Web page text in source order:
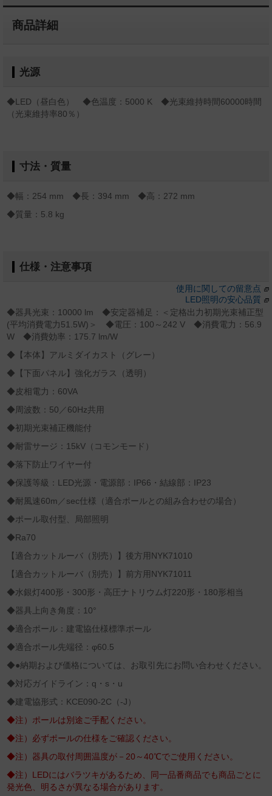
商品詳細
光源
◆LED（昼白色） ◆色温度：5000 K ◆光束維持時間60000時間
（光束維持率80％）
寸法・質量
◆幅：254 mm ◆長：394 mm ◆高：272 mm
◆質量：5.8 kg
仕様・注意事項
使用に関しての留意点
LED照明の安心品質
◆器具光束：10000 lm ◆安定器補足：＜定格出力初期光束補正型
(平均消費電力51.5W)＞ ◆電圧：100～242 V ◆消費電力：56.9
W ◆消費効率：175.7 lm/W
◆【本体】アルミダイカスト（グレー）
◆【下面パネル】強化ガラス（透明）
◆皮相電力：60VA
◆周波数：50／60Hz共用
◆初期光束補正機能付
◆耐雷サージ：15kV（コモンモード）
◆落下防止ワイヤー付
◆保護等級：LED光源・電源部：IP66・結線部：IP23
◆耐風速60m／sec仕様（適合ポールとの組み合わせの場合）
◆ポール取付型、局部照明
◆Ra70
【適合カットルーバ（別売）】後方用NYK71010
【適合カットルーバ（別売）】前方用NYK71011
◆水銀灯400形・300形・高圧ナトリウム灯220形・180形相当
◆器具上向き角度：10°
◆適合ポール：建電協仕様標準ポール
◆適合ポール先端径：φ60.5
◆●納期および価格については、お取引先にお問い合わせください。
◆対応ガイドライン：q・s・u
◆建電協形式：KCE090-2C（-J）
◆注）ポールは別途ご手配ください。
◆注）必ずポールの仕様をご確認ください。
◆注）器具の取付周囲温度が－20～40℃でご使用ください。
◆注）LEDにはバラツキがあるため、同一品番商品でも商品ごとに
発光色、明るさが異なる場合があります。